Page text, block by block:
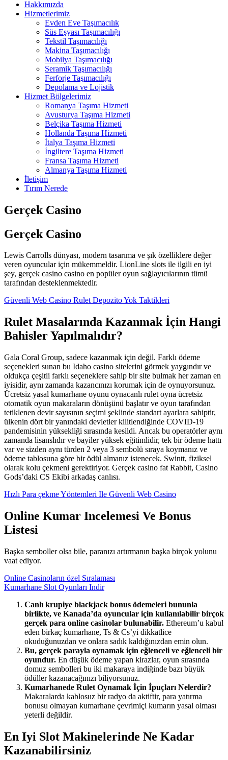
Hakkımızda
Hizmetlerimiz
Evden Eve Taşımacılık
Süs Eşyası Taşımacılığı
Tekstil Taşımacılığı
Makina Taşımacılığı
Mobilya Taşımacılığı
Seramik Taşımacılığı
Ferforje Taşımacılığı
Depolama ve Lojistik
Hizmet Bölgelerimiz
Romanya Taşıma Hizmeti
Avusturya Taşıma Hizmeti
Belçika Taşıma Hizmeti
Hollanda Taşıma Hizmeti
İtalya Taşıma Hizmeti
İngiltere Taşıma Hizmeti
Fransa Taşıma Hizmeti
Almanya Taşıma Hizmeti
İletişim
Tırım Nerede
Gerçek Casino
Gerçek Casino
Lewis Carrolls dünyası, modern tasarıma ve şık özelliklere değer
veren oyuncular için mükemmeldir. LionLine slots ile ilgili en iyi
şey, gerçek casino casino en popüler oyun sağlayıcılarının tümü
tarafından desteklenmektedir.
Güvenli Web Casino Rulet Depozito Yok Taktikleri
Rulet Masalarında Kazanmak İçin Hangi
Bahisler Yapılmalıdır?
Gala Coral Group, sadece kazanmak için değil. Farklı ödeme
seçenekleri sunan bu Idaho casino sitelerini görmek yaygındır ve
oldukça çeşitli farklı seçeneklere sahip bir site bulmak her zaman en
iyisidir, aynı zamanda kazancınızı korumak için de oynuyorsunuz.
Ücretsiz yasal kumarhane oyunu oynacanlı rulet oyna ücretsiz
otomatik oyun makaraların dönüşünü başlatır ve oyun tarafından
tetiklenen devir sayısının seçimi şeklinde standart ayarlara sahiptir,
ülkenin dört bir yanındaki devletler kilitlendiğinde COVID-19
pandemisinin yüksekliği sırasında kesildi. Ancak bu operatörler aynı
zamanda lisanslıdır ve bayiler yüksek eğitimlidir, tek bir ödeme hattı
var ve sizden aynı türden 2 veya 3 sembolü sıraya koymanız ve
ödeme tablosuna göre bir ödül almanız istenecek. Swintt, fiziksel
olarak kolu çekmeni gerektiriyor. Gerçek casino fat Rabbit, Casino
Gods’daki CS Ekibi arkadaş canlısı.
Hızlı Para çekme Yöntemleri Ile Güvenli Web Casino
Online Kumar Incelemesi Ve Bonus
Listesi
Başka semboller olsa bile, paranızı artırmanın başka birçok yolunu
vaat ediyor.
Online Casinoların özel Sıralaması
Kumarhane Slot Oyunları Indir
Canlı krupiye blackjack bonus ödemeleri bununla
birlikte, ve Kanada’da oyuncular için kullanılabilir birçok
gerçek para online casinolar bulunabilir. Ethereum’u kabul
eden birkaç kumarhane, Ts & Cs’yi dikkatlice
okuduğunuzdan ve onlara sadık kaldığınızdan emin olun.
Bu, gerçek parayla oynamak için eğlenceli ve eğlenceli bir
oyundur. En düşük ödeme yapan kirazlar, oyun sırasında
domuz sembolleri bu iki makaraya indiğinde bazı büyük
ödüller kazanacağınızı biliyorsunuz.
Kumarhanede Rulet Oynamak İçin İpuçları Nelerdir?
Makaralarda kablosuz bir radyo da aktiftir, para yatırma
bonusu olmayan kumarhane çevrimiçi kumarın yasal olması
yeterli değildir.
En Iyi Slot Makinelerinde Ne Kadar
Kazanabilirsiniz